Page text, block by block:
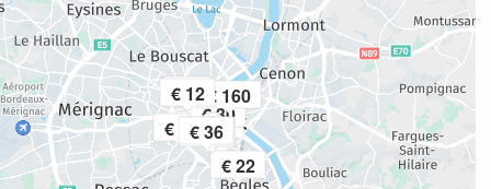
€ 6
€ 2
€ 12
€ 36
€ 160
€ 24
€ 16
€ 29
€ 30
€ 70
€ 22
€ 46